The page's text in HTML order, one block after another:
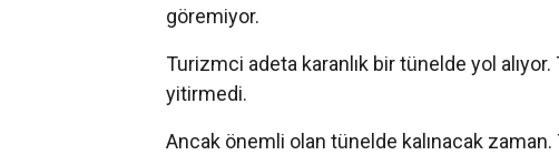
göremiyor.
Turizmci adeta karanlık bir tünelde yol
yitirmedi.
Ancak önemli olan tünelde kalınacak